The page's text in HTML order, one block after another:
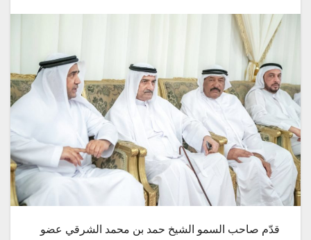
قدّم صاحب السمو الشيخ حمد بن محمد الشرقي عضو